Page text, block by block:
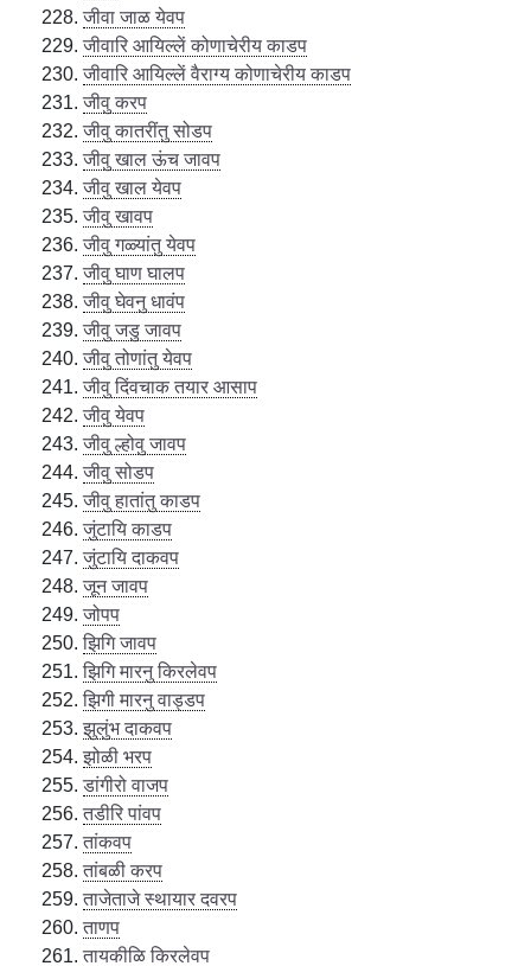
जीवा जाळ येवप
जीवारि आयिल्लें कोणाचेरीय काडप
जीवारि आयिल्लें वैराग्य कोणाचेरीय काडप
जीवु करप
जीवु कातरींतु सोडप
जीवु खाल ऊंच जावप
जीवु खाल येवप
जीवु खावप
जीवु गळ्यांतु येवप
जीवु घाण घालप
जीवु घेवनु धावंप
जीवु जडु जावप
जीवु तोणांतु येवप
जीवु दिंवचाक तयार आसाप
जीवु येवप
जीवु ल्होवु जावप
जीवु सोडप
जीवु हातांतु काडप
जुंटायि काडप
जुंटायि दाकवप
जून जावप
जोपप
झिगि जावप
झिगि मारनु किरलेवप
झिगी मारनु वाड्डप
झुलुंभ दाकवप
झोळी भरप
डांगीरो वाजप
तडीरि पांवप
तांकवप
तांबळी करप
ताजेताजे स्थायार दवरप
ताणप
तायकीळि किरलेवप